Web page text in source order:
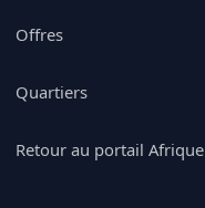
Offres
Quartiers
Retour au portail Afrique